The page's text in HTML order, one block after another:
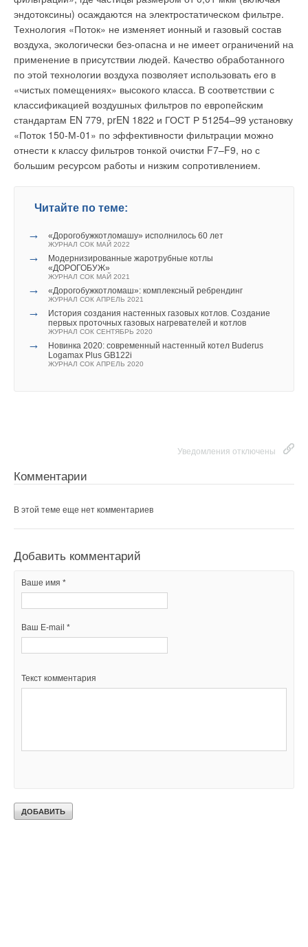
эндотоксины) осаждаются на электростатическом фильтре.
Технология «Поток» не изменяет ионный и газовый состав
воздуха, экологически без-опасна и не имеет ограничений на
применение в присутствии людей. Качество обработанного
по этой технологии воздуха позволяет использовать его в
«чистых помещениях» высокого класса. В соответствии с
классификацией воздушных фильтров по европейским
стандартам EN 779, prEN 1822 и ГОСТ Р 51254–99 установку
«Поток 150-М-01» по эффективности фильтрации можно
отнести к классу фильтров тонкой очистки F7–F9, но с
большим ресурсом работы и низким сопротивлением.
Читайте по теме:
→ «Дорогобужкотломашу» исполнилось 60 лет
ЖУРНАЛ СОК МАЙ 2022
→
Модернизированные жаротрубные котлы
«ДОРОГОБУЖ»
ЖУРНАЛ СОК МАЙ 2021
→ «Дорогобужкотломаш»: комплексный ребрендинг
ЖУРНАЛ СОК АПРЕЛЬ 2021
→
История создания настенных газовых котлов. Создание
первых проточных газовых нагревателей и котлов
ЖУРНАЛ СОК СЕНТЯБРЬ 2020
→
Новинка 2020: современный настенный котел Buderus
Logamax Plus GB122i
ЖУРНАЛ СОК АПРЕЛЬ 2020
Уведомления отключены
Комментарии
В этой теме еще нет комментариев
Добавить комментарий
Ваше имя *
Ваш E-mail *
Текст комментария